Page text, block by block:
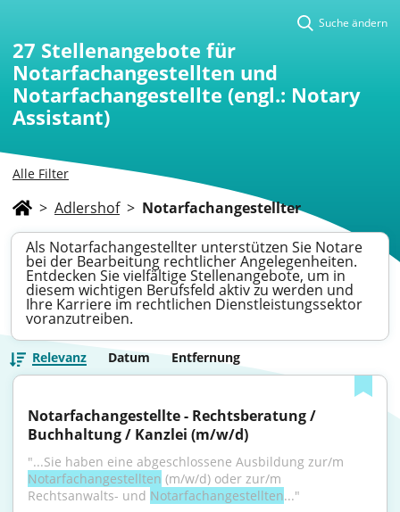
Alle Filter
Suche ändern
27 Stellenangebote für
Notarfachangestellten und
Notarfachangestellte (engl.: Notary
Assistant)
> Adlershof > Notarfachangestellter
Als Notarfachangestellter unterstützen Sie Notare
bei der Bearbeitung rechtlicher Angelegenheiten.
Entdecken Sie vielfältige Stellenangebote, um in
diesem wichtigen Berufsfeld aktiv zu werden und
Ihre Karriere im rechtlichen Dienstleistungssektor
voranzutreiben.
Relevanz Datum Entfernung
Notarfachangestellte - Rechtsberatung /
Buchhaltung / Kanzlei (m/w/d)
Notarfachangestellten (m/w/d) oder zur/m
Rechtsanwalts- und Notarfachangestellten..."